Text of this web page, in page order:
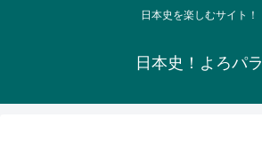
日本史を楽しむサイト！
日本史！よろパラ